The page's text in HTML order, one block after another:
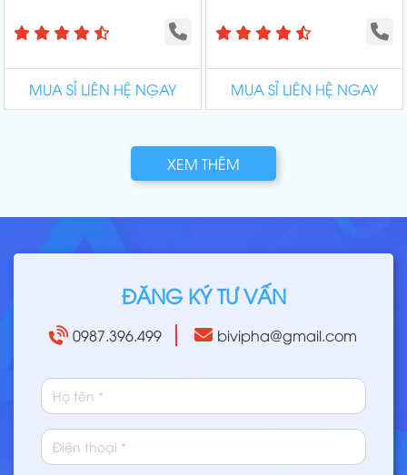
MUA SỈ LIÊN HỆ NGAY MUA SỈ LIÊN HỆ NGAY
XEM THÊM
ĐĂNG KÝ TƯ VẤN
0987.396.499 bivipha@gmail.com